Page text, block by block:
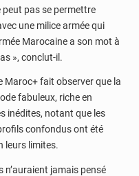
peut pas se permettre
une milice armée qui
Marocaine a son mot à
», conclut-il.
Maroc+ fait observer que la
fabuleux, riche en
inédites, notant que les
confondus ont été
leurs limites.
n’auraient jamais pensé